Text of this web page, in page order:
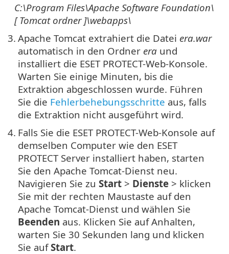
C:\Program Files\Apache Software Foundation\
[ Tomcatordner ]\webapps\
3. Apache Tomcat extrahiert die Datei era.war
automatisch in den Ordner era und
installiert die ESET PROTECT-Web-Konsole.
Warten Sie einige Minuten, bis die
Extraktion abgeschlossen wurde. Führen
Sie die Fehlerbehebungsschritte aus, falls
die Extraktion nicht ausgeführt wird.
4. Falls Sie die ESET PROTECT-Web-Konsole auf
demselben Computer wie den ESET
PROTECT Server installiert haben, starten
Sie den Apache Tomcat-Dienst neu.
Navigieren Sie zu Start > Dienste > klicken
Sie mit der rechten Maustaste auf den
Apache Tomcat-Dienst und wählen Sie
Beenden aus. Klicken Sie auf Anhalten,
warten Sie 30 Sekunden lang und klicken
Sie aufStart.